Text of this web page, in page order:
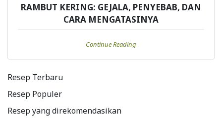
RAMBUT KERING: GEJALA, PENYEBAB, DAN
CARA MENGATASINYA
Continue Reading
Resep Terbaru
Resep Populer
Resep yang direkomendasikan